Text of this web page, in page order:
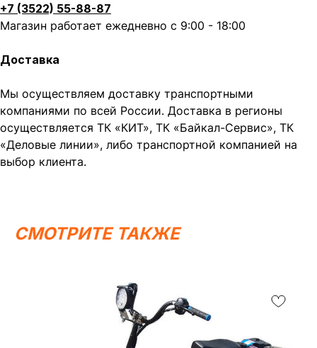
+7 (3522) 55-88-87
Магазин работает ежедневно с 9:00 - 18:00
Доставка
Мы осуществляем доставку транспортными
компаниями по всей России. Доставка в регионы
осуществляется ТК «КИТ», ТК «Байкал-Сервис», ТК
«Деловые линии», либо транспортной компанией на
выбор клиента.
СМОТРИТЕ ТАКЖЕ